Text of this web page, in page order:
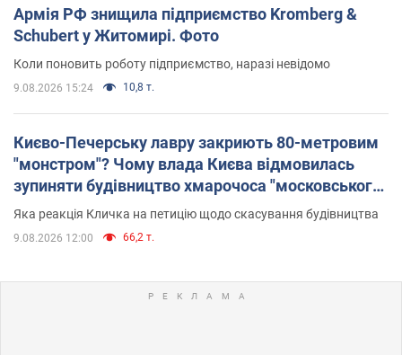
Армія РФ знищила підприємство Kromberg &
Schubert у Житомирі. Фото
Коли поновить роботу підприємство, наразі невідомо
9.08.2026 15:24 10,8 т.
Києво-Печерську лавру закриють 80-метровим
"монстром"? Чому влада Києва відмовилась
зупиняти будівництво хмарочоса "московського
вірянина"
Яка реакція Кличка на петицію щодо скасування будівництва
9.08.2026 12:00 66,2 т.